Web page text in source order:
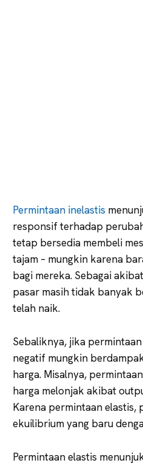
Permintaan inelastis
responsif terhadap
tetap bersedia membeli
tajam – mungkin karena
bagi mereka. Sebagai
pasar masih tidak banyak
telah naik.
Sebaliknya, jika
negatif mungkin
harga. Misalnya,
harga melonjak akibat
Karena permintaan elastis,
ekuilibrium yang baru
Permintaan elastis